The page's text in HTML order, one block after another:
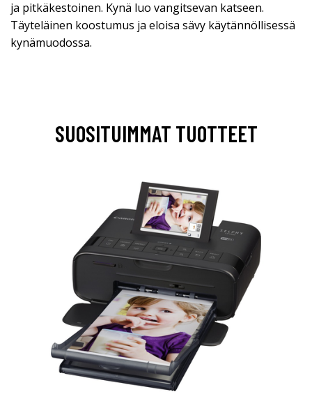
ja pitkäkestoinen. Kynä luo vangitsevan katseen.
Täyteläinen koostumus ja eloisa sävy käytännöllisessä
kynämuodossa.
SUOSITUIMMAT TUOTTEET